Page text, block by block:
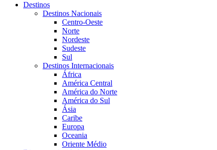
Destinos
Destinos Nacionais
Centro-Oeste
Norte
Nordeste
Sudeste
Sul
Destinos Internacionais
África
América Central
América do Norte
América do Sul
Ásia
Caribe
Europa
Oceania
Oriente Médio